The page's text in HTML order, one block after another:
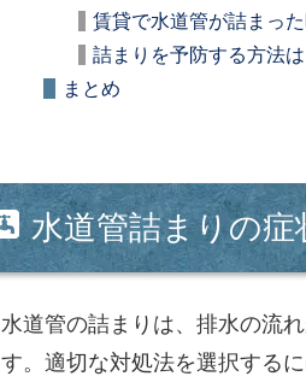
賃貸で水道管が詰まっ
詰まりを予防する方法は
まとめ
水道管詰まりの症
水道管の詰まりは、排水の流
す。適切な対処法を選択する